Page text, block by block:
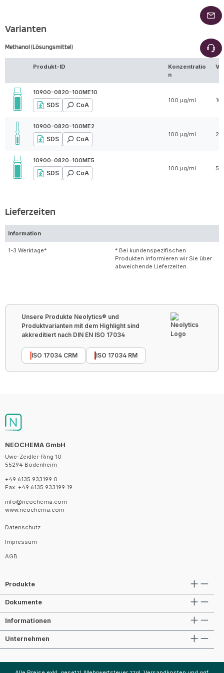
Varianten
Methanol (Lösungsmittel)
Produkt-ID
Konzentratio
n
10900-0820-100ME10
SDS CoA
100 µg/ml 10
10900-0820-100ME2
SDS CoA
100 µg/ml 2
10900-0820-100ME5
SDS CoA
100 µg/ml 5
Lieferzeiten
Information
1-3 Werktage*
* Bei kundenspezifischen
Produkten informieren wir Sie über
abweichende Lieferzeiten.
Unsere Produkte Neolytics® und
Produktvarianten mit dem Highlight sind
akkreditiert nach DIN EN ISO 17034
ISO 17034 CRM ISO 17034 RM
NEOCHEMA GmbH
Uwe-Zeidler-Ring 10
55294 Bodenheim
+49 6135 933199 0
Fax: +49 6135 933199 19
info@neochema.com
www.neochema.com
Datenschutz
Impressum
AGB
Produkte
Dokumente
Informationen
Unternehmen